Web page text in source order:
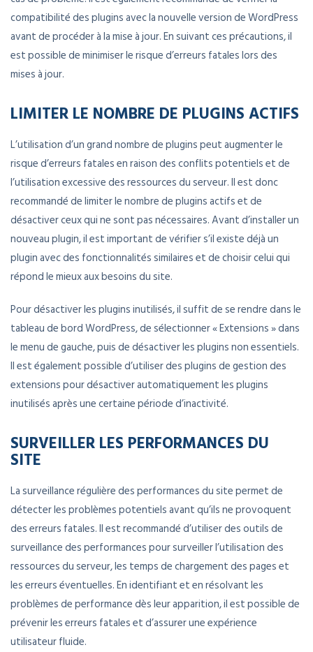
compatibilité des plugins avec la nouvelle version de WordPress
avant de procéder à la mise à jour. En suivant ces précautions, il
est possible de minimiser le risque d’erreurs fatales lors des
mises à jour.
LIMITER LE NOMBRE DE PLUGINS ACTIFS
L’utilisation d’un grand nombre de plugins peut augmenter le
risque d’erreurs fatales en raison des conflits potentiels et de
l’utilisation excessive des ressources du serveur. Il est donc
recommandé de limiter le nombre de plugins actifs et de
désactiver ceux qui ne sont pas nécessaires. Avant d’installer un
nouveau plugin, il est important de vérifier s’il existe déjà un
plugin avec des fonctionnalités similaires et de choisir celui qui
répond le mieux aux besoins du site.
Pour désactiver les plugins inutilisés, il suffit de se rendre dans le
tableau de bord WordPress, de sélectionner « Extensions » dans
le menu de gauche, puis de désactiver les plugins non essentiels.
Il est également possible d’utiliser des plugins de gestion des
extensions pour désactiver automatiquement les plugins
inutilisés après une certaine période d’inactivité.
SURVEILLER LES PERFORMANCES DU
SITE
La surveillance régulière des performances du site permet de
détecter les problèmes potentiels avant qu’ils ne provoquent
des erreurs fatales. Il est recommandé d’utiliser des outils de
surveillance des performances pour surveiller l’utilisation des
ressources du serveur, les temps de chargement des pages et
les erreurs éventuelles. En identifiant et en résolvant les
problèmes de performance dès leur apparition, il est possible de
prévenir les erreurs fatales et d’assurer une expérience
utilisateur fluide.